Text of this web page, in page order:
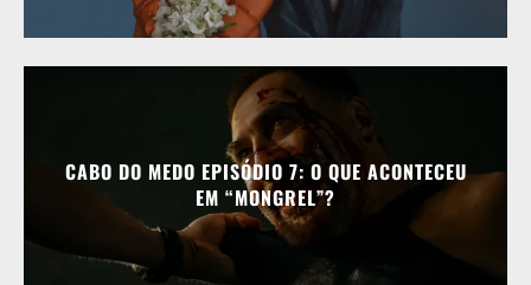
CABO DO MEDO EPISÓDIO 7: O QUE ACONTECEU
EM “MONGREL”?